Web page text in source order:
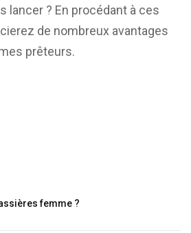
lancer ? En procédant à ces
de nombreux avantages
prêteurs.
femme ?